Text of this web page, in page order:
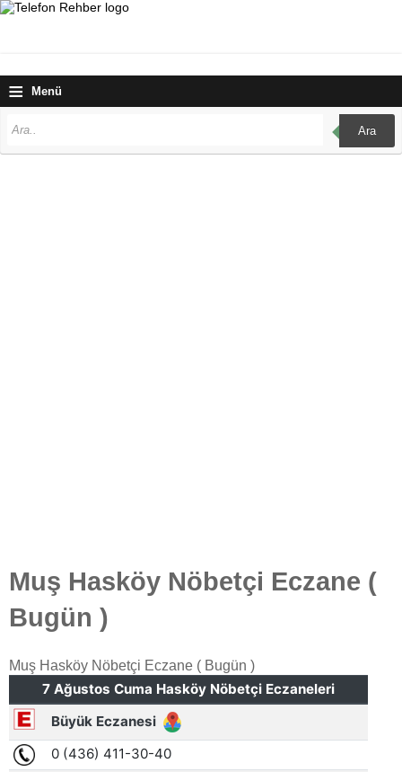
≡ Menü
Ara
Muş Hasköy Nöbetçi Eczane (
Bugün )
Muş Hasköy Nöbetçi Eczane ( Bugün )